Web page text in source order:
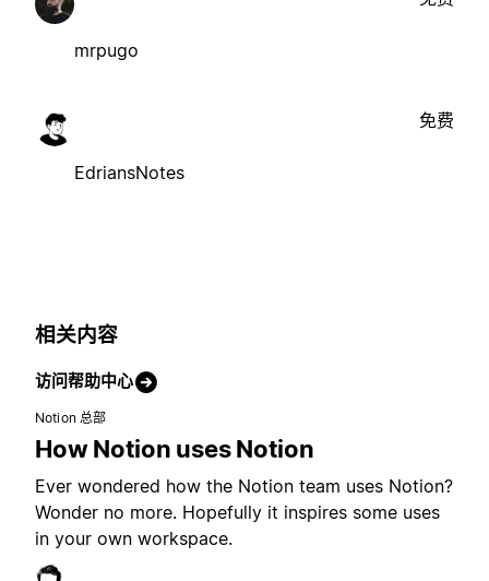
mrpugo
EdriansNotes
免费
相关内容
访问帮助中心
Notion 总部
How Notion uses Notion
Ever wondered how the Notion team uses Notion?
Wonder no more. Hopefully it inspires some uses
in your own workspace.